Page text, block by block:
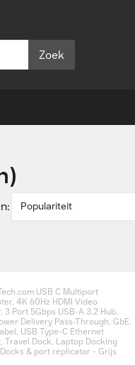
Zoek
Populariteit